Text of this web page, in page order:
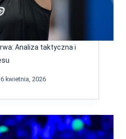
Analiza taktyczna i
kwietnia, 2026